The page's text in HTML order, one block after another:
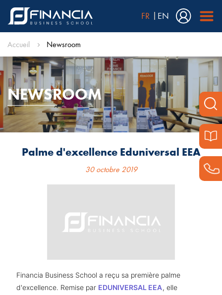
FR EN
Accueil Newsroom
NEWSROOM
Palme d'excellence Eduniversal EEA
30 octobre 2019
Financia Business School a reçu sa première palme
d'excellence. Remise par EDUNIVERSAL EEA, elle